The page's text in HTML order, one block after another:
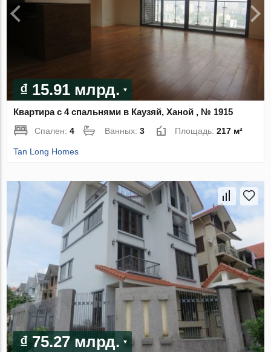
₫ 15.91 млрд.
Квартира с 4 спальнями в Каузяй, Ханой , № 1915
Спален:4 Ванных:3 Площадь:217 м²
Tan Long Homes
₫ 75.27 млрд.